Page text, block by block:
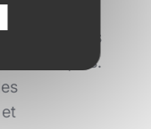
très
banques.